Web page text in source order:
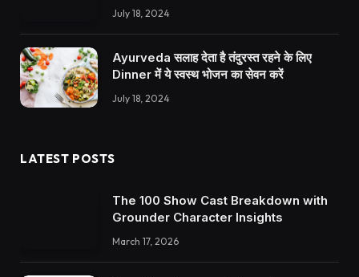
July 18, 2024
Ayurveda सलाह देता है तंदुरस्त रहने के लिए
Dinner में ये स्वस्थ भोजन का सेवन करें
July 18, 2024
LATEST POSTS
The 100 Show Cast Breakdown with
Grounder Character Insights
March 17, 2026